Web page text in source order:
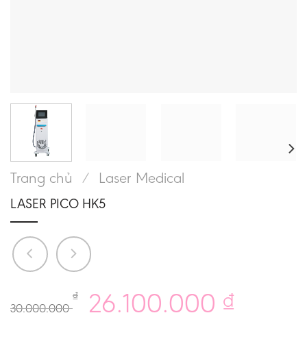
Trang chủ / Laser Medical
LASER PICO HK5
30.000.000
₫ 26.100.000 ₫